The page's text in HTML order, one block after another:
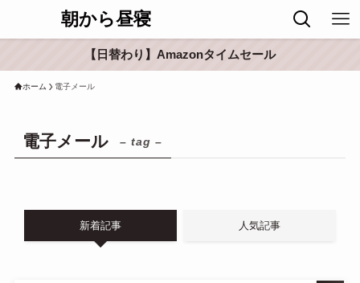
朝から昼寝
【日替わり】Amazonタイムセール
ホーム 電子メール
電子メール – tag –
新着記事 人気記事